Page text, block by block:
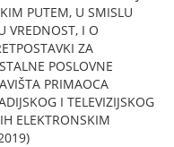
PUTEM, U SMISLU
VREDNOST, I O
ZA
POSLOVNE
PRIMAOCA
I TELEVIZIJSKOG
ELEKTRONSKIM